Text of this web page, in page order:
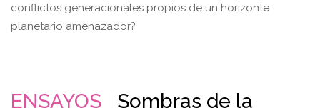
conflictos generacionales propios de un horizonte
planetario amenazador?
ENSAYOS
Sombras de la